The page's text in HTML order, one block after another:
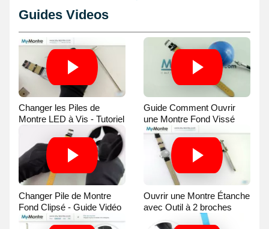
Guides Videos
Changer les Piles de
Montre LED à Vis - Tutoriel
Vidéo
Guide Comment Ouvrir
une Montre Fond Vissé
avec une Balle
Changer Pile de Montre
Fond Clipsé - Guide Vidéo
Ouvrir une Montre Étanche
avec Outil à 2 broches